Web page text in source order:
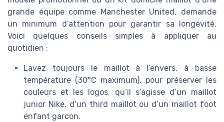
grande équipe comme Manchester United, demande
un minimum d’attention pour garantir sa longévité.
Voici quelques conseils simples à appliquer au
quotidien :
Lavez toujours le maillot à l’envers, à basse
température (30°C maximum), pour préserver les
couleurs et les logos, qu’il s’agisse d’un maillot
junior Nike, d’un third maillot ou d’un maillot foot
enfant garcon.